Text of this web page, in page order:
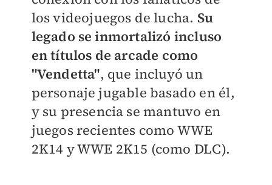
los videojuegos de lucha. Su
legado se inmortalizó incluso
en títulos de arcade como
"Vendetta", que incluyó un
personaje jugable basado en él,
y su presencia se mantuvo en
juegos recientes como WWE
2K14 y WWE 2K15 (como DLC).